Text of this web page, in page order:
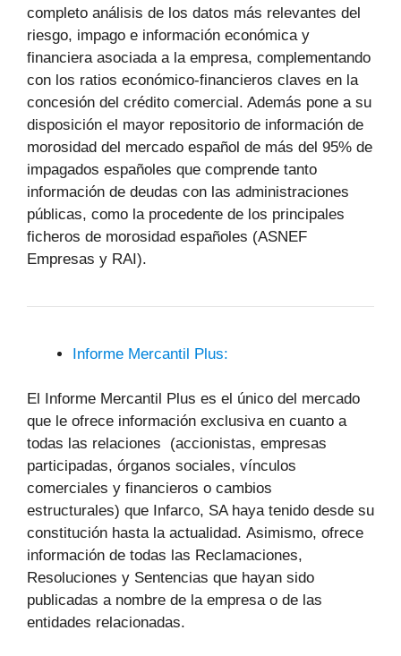
completo análisis de los datos más relevantes del
riesgo, impago e información económica y
financiera asociada a la empresa, complementando
con los ratios económico-financieros claves en la
concesión del crédito comercial. Además pone a su
disposición el mayor repositorio de información de
morosidad del mercado español de más del 95% de
impagados españoles que comprende tanto
información de deudas con las administraciones
públicas, como la procedente de los principales
ficheros de morosidad españoles (ASNEF
Empresas y RAI).
Informe Mercantil Plus:
El Informe Mercantil Plus es el único del mercado
que le ofrece información exclusiva en cuanto a
todas las relaciones (accionistas, empresas
participadas, órganos sociales, vínculos
comerciales y financieros o cambios
estructurales) que Infarco, SA haya tenido desde su
constitución hasta la actualidad. Asimismo, ofrece
información de todas las Reclamaciones,
Resoluciones y Sentencias que hayan sido
publicadas a nombre de la empresa o de las
entidades relacionadas.